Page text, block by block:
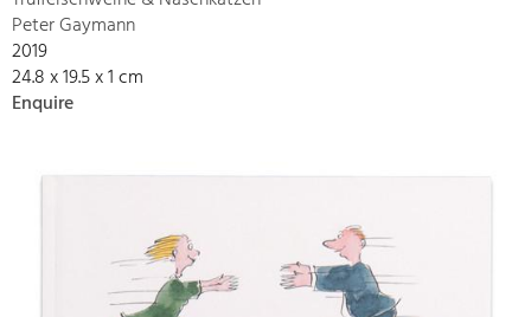
Peter Gaymann
2019
24.8 x 19.5 x 1 cm
Enquire